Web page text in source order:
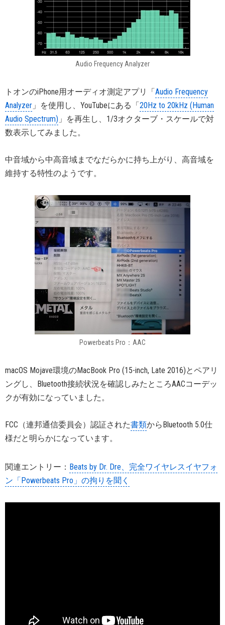
Audio Frequency Analyzer
トオンのiPhone用オーディオ測定アプリ「Audio Frequency
Analyzer 」を使用し、YouTubeにある「20Hz to 20kHz (Human
Audio Spectrum) 」を再生し、1/3オクターブ・スケールで対
数表示してみました。
中音域から中高音域までなだらかに持ち上がり、高音域を
維持する特性のようです。
Powerbeats Pro：AAC
macOS Mojave環境のMacBook Pro (15-inch, Late 2016)とペアリ
ングし、Bluetooth接続状況を確認しみたところAACコーデッ
クが有効になっていました。
FCC（連邦通信委員会）認証された書類からBluetooth 5.0仕
様だと明らかになっています。
関連エントリー： Beats by Dr. Dre、完全ワイヤレスイヤフォ
ン「Powerbeats Pro」の拘りを聞く